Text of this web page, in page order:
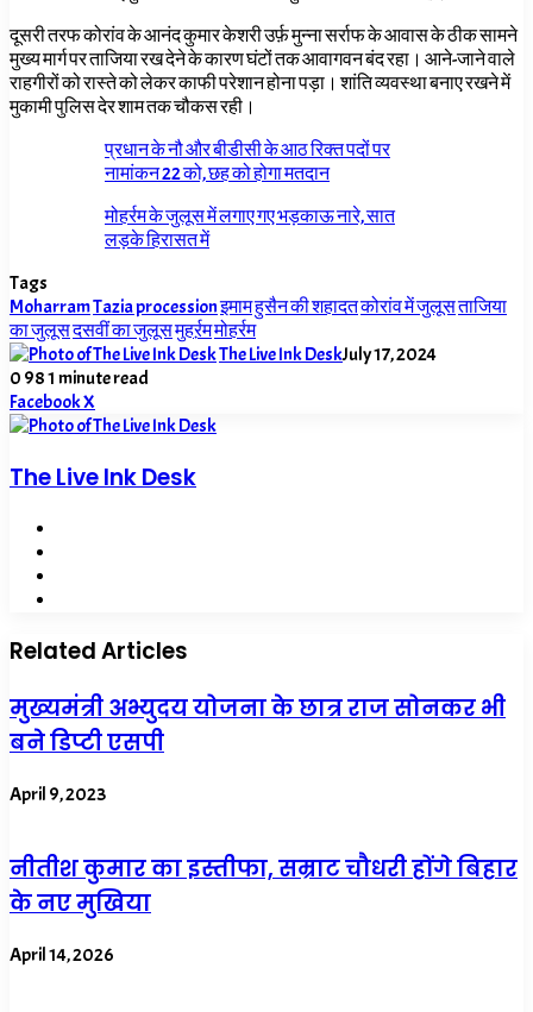
दूसरी तरफ कोरांव के आनंद कुमार केशरी उर्फ़ मुन्ना सर्राफ के आवास के ठीक सामने
मुख्य मार्ग पर ताजिया रख देने के कारण घंटों तक आवागवन बंद रहा। आने-जाने वाले
राहगीरों को रास्ते को लेकर काफी परेशान होना पड़ा। शांति व्यवस्था बनाए रखने में
मुकामी पुलिस देर शाम तक चौकस रही।
प्रधान के नौ और बीडीसी के आठ रिक्त पदों पर
नामांकन 22 को, छह को होगा मतदान
मोहर्रम के जुलूस में लगाए गए भड़काऊ नारे, सात
लड़के हिरासत में
Tags
MoharramTazia processionइमाम हुसैन की शहादतकोरांव में जुलूसताजिया
का जुलूसदसवीं का जुलूसमुहर्ऱममोहर्रम
The Live Ink DeskJuly 17, 2024
0 981 minute read
FacebookXLinkedIn
Tumblr
Pinterest
Reddit
VKontakte
Share
via
Print
The Live Ink Desk
Related Articles
मुख्यमंत्री अभ्युदय योजना के छात्र राज सोनकर भी
बने डिप्टी एसपी
April 9, 2023
नीतीश कुमार का इस्तीफा, सम्राट चौधरी होंगे बिहार
के नए मुखिया
April 14, 2026